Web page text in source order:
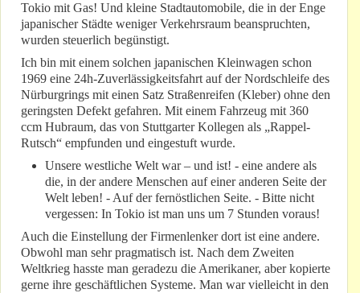
Tokio mit Gas! Und kleine Stadtautomobile, die in der Enge
japanischer Städte weniger Verkehrsraum beanspruchten,
wurden steuerlich begünstigt.
Ich bin mit einem solchen japanischen Kleinwagen schon
1969 eine 24h-Zuverlässigkeitsfahrt auf der Nordschleife des
Nürburgrings mit einen Satz Straßenreifen (Kleber) ohne den
geringsten Defekt gefahren. Mit einem Fahrzeug mit 360
ccm Hubraum, das von Stuttgarter Kollegen als „Rappel-
Rutsch“ empfunden und eingestuft wurde.
Unsere westliche Welt war – und ist! - eine andere als
die, in der andere Menschen auf einer anderen Seite der
Welt leben! - Auf der fernöstlichen Seite. - Bitte nicht
vergessen: In Tokio ist man uns um 7 Stunden voraus!
Auch die Einstellung der Firmenlenker dort ist eine andere.
Obwohl man sehr pragmatisch ist. Nach dem Zweiten
Weltkrieg hasste man geradezu die Amerikaner, aber kopierte
gerne ihre geschäftlichen Systeme. Man war vielleicht in den